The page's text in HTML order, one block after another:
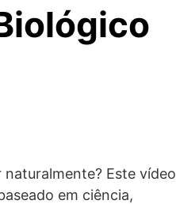
Este vídeo
em ciência,